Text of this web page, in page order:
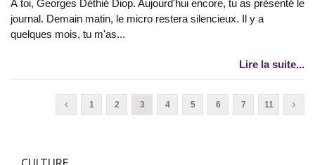
À toi, Georges Déthié Diop. Aujourd'hui encore, tu as présenté le
journal. Demain matin, le micro restera silencieux. Il y a
quelques mois, tu m'as...
Lire la suite...
1 2 3 4 5 6 7 11